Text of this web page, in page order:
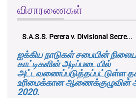
விசாரணைகள்
S.A.S.S. Perera v. Divisional Secre...
ஐக்கிய நாடுகள் சபையின்
காட்டிகளின் அடிப்படையில்
அட்டவணைப்படுத்தப்பட்டுள்ள
உரிமைக்கான
2020.